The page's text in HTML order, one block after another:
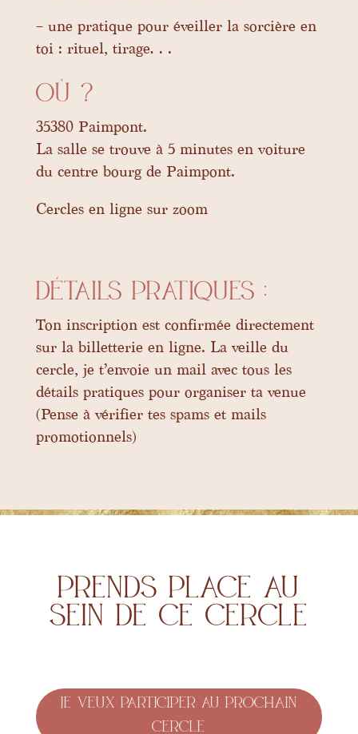
– une pratique pour éveiller la sorcière en
toi : rituel, tirage…
où ?
35380 Paimpont.
La salle se trouve à 5 minutes en voiture
du centre bourg de Paimpont.
Cercles en ligne sur zoom
Détails pratiques :
Ton inscription est confirmée directement
sur la billetterie en ligne. La veille du
cercle, je t’envoie un mail avec tous les
détails pratiques pour organiser ta venue
(Pense à vérifier tes spams et mails
promotionnels)
prends place au
sein de ce cercle
Je veux participer au prochain
cercle